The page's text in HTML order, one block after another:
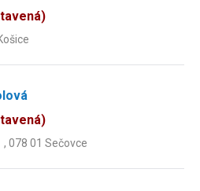
078 01 Sečovce